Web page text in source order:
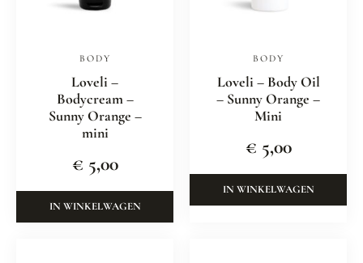
BODY
Loveli –
Bodycream –
Sunny Orange –
mini
€ 5,00
IN WINKELWAGEN
BODY
Loveli – Body Oil
– Sunny Orange –
Mini
€ 5,00
IN WINKELWAGEN